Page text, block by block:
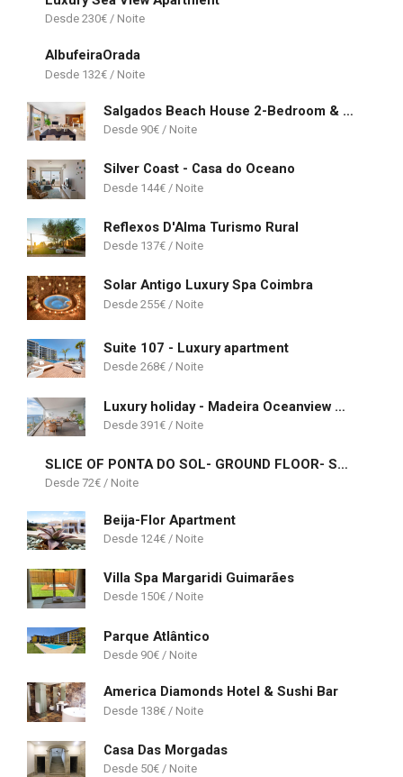
230€
AlbufeiraOrada
132€
Salgados Beach House 2-Bedroom & 7 Pools
90€
Silver Coast - Casa do Oceano
144€
Reflexos D'Alma Turismo Rural
137€
Solar Antigo Luxury Spa Coimbra
255€
Suite 107 - Luxury apartment
268€
Luxury holiday - Madeira Oceanview Paradise
391€
SLICE OF PONTA DO SOL- GROUND FLOOR- SEA VIEW
72€
Beija-Flor Apartment
124€
Villa Spa Margaridi Guimarães
150€
Parque Atlântico
90€
America Diamonds Hotel & Sushi Bar
138€
Casa Das Morgadas
50€